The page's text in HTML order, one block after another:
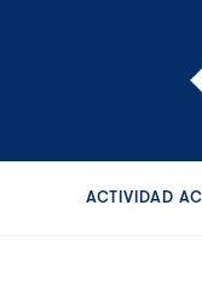
ACTIVIDAD